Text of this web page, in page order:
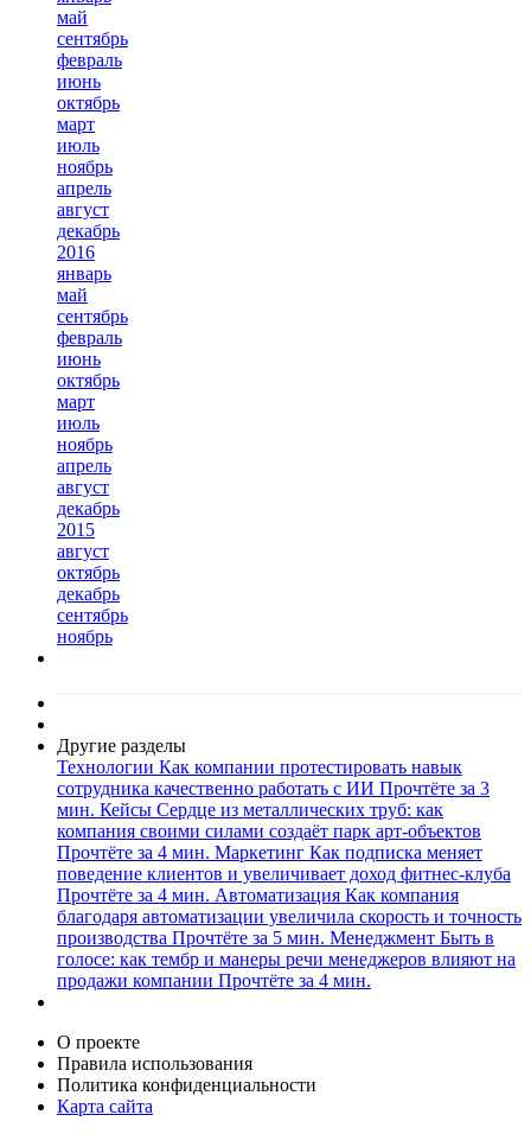
май
сентябрь
февраль
июнь
октябрь
март
июль
ноябрь
апрель
август
декабрь
2016
январь
май
сентябрь
февраль
июнь
октябрь
март
июль
ноябрь
апрель
август
декабрь
2015
август
октябрь
декабрь
сентябрь
ноябрь
Другие разделы
Технологии Как компании протестировать навык
сотрудника качественно работать с ИИ Прочтёте за 3
мин. Кейсы Сердце из металлических труб: как
компания своими силами создаёт парк арт-объектов
Прочтёте за 4 мин. Маркетинг Как подписка меняет
поведение клиентов и увеличивает доход фитнес-клуба
Прочтёте за 4 мин. Автоматизация Как компания
благодаря автоматизации увеличила скорость и точность
производства Прочтёте за 5 мин. Менеджмент Быть в
голосе: как тембр и манеры речи менеджеров влияют на
продажи компании Прочтёте за 4 мин.
О проекте
Правила использования
Политика конфиденциальности
Карта сайта